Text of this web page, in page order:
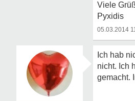
Viele
Pyxidis
05.03.2014
Ich hab
nicht. Ich
gemacht.